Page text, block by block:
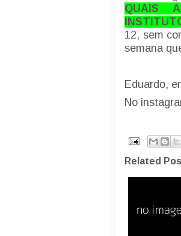
QUAIS
12, sem
semana
Eduardo,
No
Related